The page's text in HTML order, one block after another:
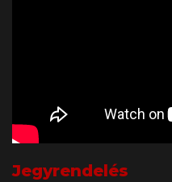
Jegyrendelés